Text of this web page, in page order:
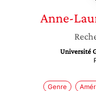
Anne-
Université
Genre